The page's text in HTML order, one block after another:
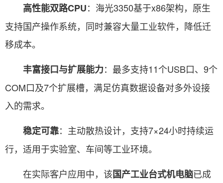
高性能双路CPU：海光3350基于x86架构，原生
支持国产操作系统，同时兼容大量工业软件，降低迁
移成本。
丰富接口与扩展能力：最多支持11个USB口、9个
COM口及7个扩展槽，满足仿真数据设备对多外设接
入的需求。
稳定可靠：主动散热设计，支持7×24小时持续运
行，适用于实验室、车间等工业环境。
在实际客户应用中，该国产工业台式机电脑已成